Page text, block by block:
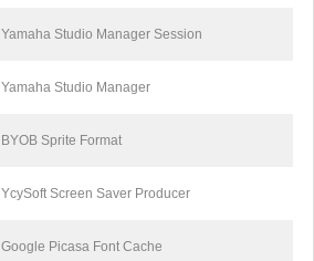
Yamaha Studio Manager Session
Yamaha Studio Manager
BYOB Sprite Format
YcySoft Screen Saver Producer
Google Picasa Font Cache